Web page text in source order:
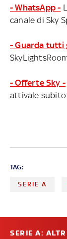
- WhatsApp -
canale di Sky
- Guarda tutti
- Offerte Sky -
attivale subito
TAG:
SERIE A
SERIE A: